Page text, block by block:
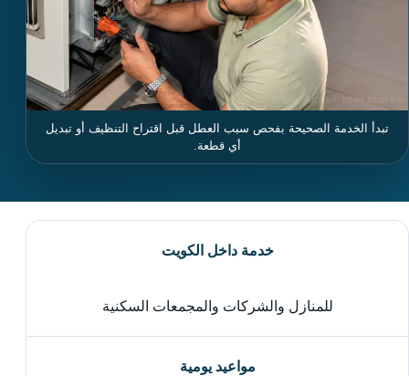
تبدأ الخدمة الصحيحة بفحص سبب العطل قبل اقتراح التنظيف أو تبديل
أي قطعة.
خدمة داخل الكويت
للمنازل والشركات والمجمعات السكنية
مواعيد يومية